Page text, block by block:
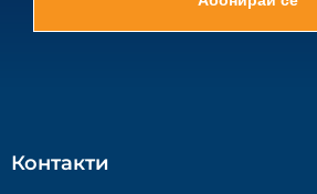
Контакти